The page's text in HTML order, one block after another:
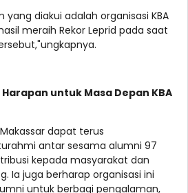
yang diakui adalah organisasi KBA
meraih Rekor Leprid pada saat
untuk Masa Depan KBA
dapat terus
antar sesama alumni 97
kepada masyarakat dan
Ia juga berharap organisasi ini
untuk berbagi pengalaman,